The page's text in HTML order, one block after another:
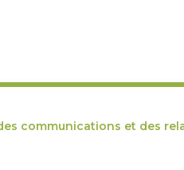
communications et des